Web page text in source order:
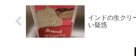
インドの生クリ
い疑惑